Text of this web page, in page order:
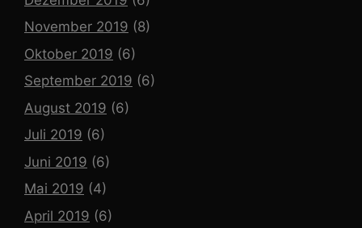
November 2019 (8)
Oktober 2019 (6)
September 2019 (6)
August 2019 (6)
Juli 2019 (6)
Juni 2019 (6)
Mai 2019 (4)
April 2019 (6)